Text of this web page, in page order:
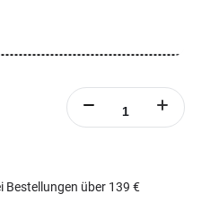
Bestellungen über 139 €